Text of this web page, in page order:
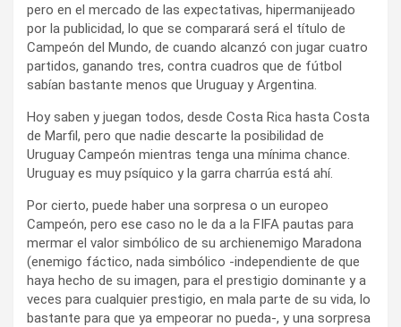
pero en el mercado de las expectativas, hipermanijeado
por la publicidad, lo que se comparará será el título de
Campeón del Mundo, de cuando alcanzó con jugar cuatro
partidos, ganando tres, contra cuadros que de fútbol
sabían bastante menos que Uruguay y Argentina.
Hoy saben y juegan todos, desde Costa Rica hasta Costa
de Marfil, pero que nadie descarte la posibilidad de
Uruguay Campeón mientras tenga una mínima chance.
Uruguay es muy psíquico y la garra charrúa está ahí.
Por cierto, puede haber una sorpresa o un europeo
Campeón, pero ese caso no le da a la FIFA pautas para
mermar el valor simbólico de su archienemigo Maradona
(enemigo fáctico, nada simbólico -independiente de que
haya hecho de su imagen, para el prestigio dominante y a
veces para cualquier prestigio, en mala parte de su vida, lo
bastante para que ya empeorar no pueda-, y una sorpresa